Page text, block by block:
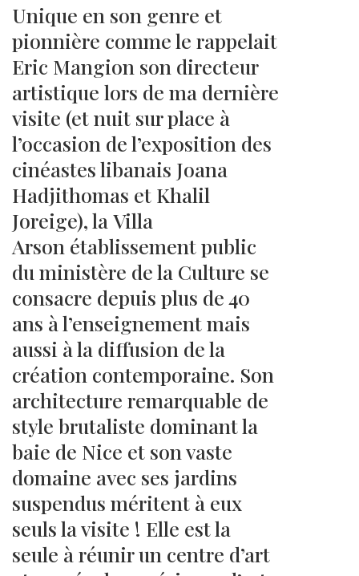
Unique en son genre et
pionnière comme le rappelait
Eric Mangion son directeur
artistique lors de ma dernière
visite (et nuit sur place à
l’occasion de l’exposition des
cinéastes libanais Joana
Hadjithomas et Khalil
Joreige), la Villa
Arson établissement public
du ministère de la Culture se
consacre depuis plus de 40
ans à l’enseignement mais
aussi à la diffusion de la
création contemporaine. Son
architecture remarquable de
style brutaliste dominant la
baie de Nice et son vaste
domaine avec ses jardins
suspendus méritent à eux
seuls la visite ! Elle est la
seule à réunir un centre d’art